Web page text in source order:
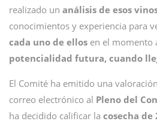
realizado un análisis de esos
conocimientos y experiencia para
cada uno de ellos en el momento
potencialidad futura, cuando
El Comité ha emitido una
correo electrónico al Pleno del
ha decidido calificar la cosecha de